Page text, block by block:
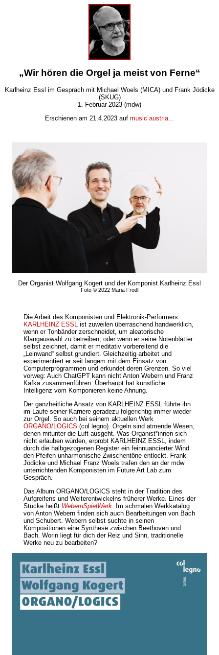
„Wir hören die Orgel ja meist von Ferne“
Karlheinz Essl im Gespräch mit Michael Woels (MICA) und Frank Jödicke
(SKUG)
1. Februar 2023 (mdw)
Erschienen am 21.4.2023 auf music austria...
Der Organist Wolfgang Kogert und der Komponist Karlheinz Essl
Foto © 2022 Maria Frodl
Die Arbeit des Komponisten und Elektronik-Performers
KARLHEINZ ESSL ist zuweilen überraschend handwerklich,
wenn er Tonbänder zerschneidet, um aleatorische
Klangauswahl zu betreiben, oder wenn er seine Notenblätter
selbst zeichnet, damit er meditativ vorbereitend die
„Leinwand“ selbst grundiert. Gleichzeitig arbeitet und
experimentiert er seit langem mit dem Einsatz von
Computerprogrammen und erkundet deren Grenzen. So viel
vorweg: Auch ChatGPT kann nicht Anton Webern und Franz
Kafka zusammenführen. Überhaupt hat künstliche
Intelligenz vom Komponieren keine Ahnung.
Der ganzheitliche Ansatz von KARLHEINZ ESSL führte ihn
im Laufe seiner Karriere geradezu folgerichtig immer wieder
zur Orgel. So auch bei seinem aktuellen Werk
ORGANO/LOGICS (col legno). Orgeln sind atmende Wesen,
denen mitunter die Luft ausgeht. Was Organist*innen sich
nicht erlauben würden, erprobt KARLHEINZ ESSL, indem
durch die halbgezogenen Register ein feinnuancierter Wind
den Pfeifen unharmonische Zwischentöne entlockt. Frank
Jödicke und Michael Franz Woels trafen den an der mdw
unterrichtenden Komponisten im Future Art Lab zum
Gespräch.
Das Album ORGANO/LOGICS steht in der Tradition des
Aufgreifens und Weiterentwickelns früherer Werke. Eines der
Stücke heißt WebernSpielWerk. Im schmalen Werkkatalog
von Anton Webern finden sich auch Bearbeitungen von Bach
und Schubert. Webern selbst suchte in seinen
Kompositionen eine Synthese zwischen Beethoven und
Bach. Worin liegt für dich der Reiz und Sinn, traditionelle
Werke neu zu bearbeiten?